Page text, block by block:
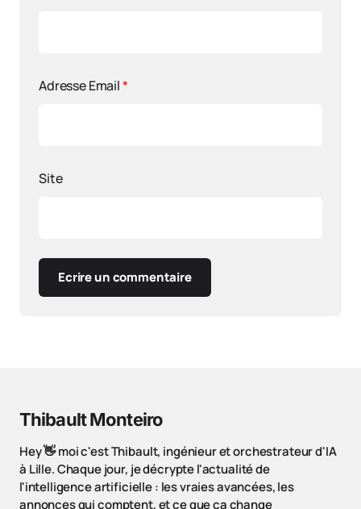
Adresse Email*
Site
Ecrire un commentaire
Thibault Monteiro
Hey 👋 moi c'est Thibault, ingénieur et orchestrateur d'IA
à Lille. Chaque jour, je décrypte l'actualité de
l'intelligence artificielle : les vraies avancées, les
annonces qui comptent, et ce que ça change